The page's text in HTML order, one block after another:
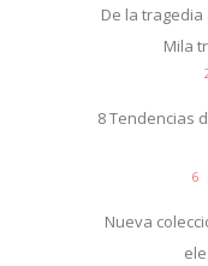
De la tragedia
Mila
8 Tendencias
6
Nueva